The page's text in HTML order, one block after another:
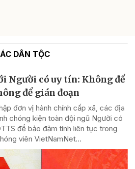
DÂN TỘC
Người có uy tín: Không để
để gián đoạn
đơn vị hành chính cấp xã, các địa
chóng kiện toàn đội ngũ Người có
để bảo đảm tính liên tục trong
viên VietNamNet...